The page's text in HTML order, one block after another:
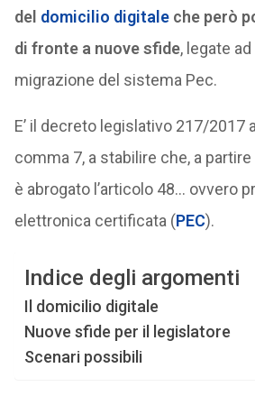
del domicilio digitaleche però
di fronte a nuove sfide, legate
migrazione del sistema Pec.
E’ il decreto legislativo 217/2017
comma 7, a stabilire che, a
è abrogato l’articolo 48… ovvero
elettronica certificata (PEC).
Indice degli argomenti
Il domicilio digitale
Nuove sfide per il legislatore
Scenari possibili